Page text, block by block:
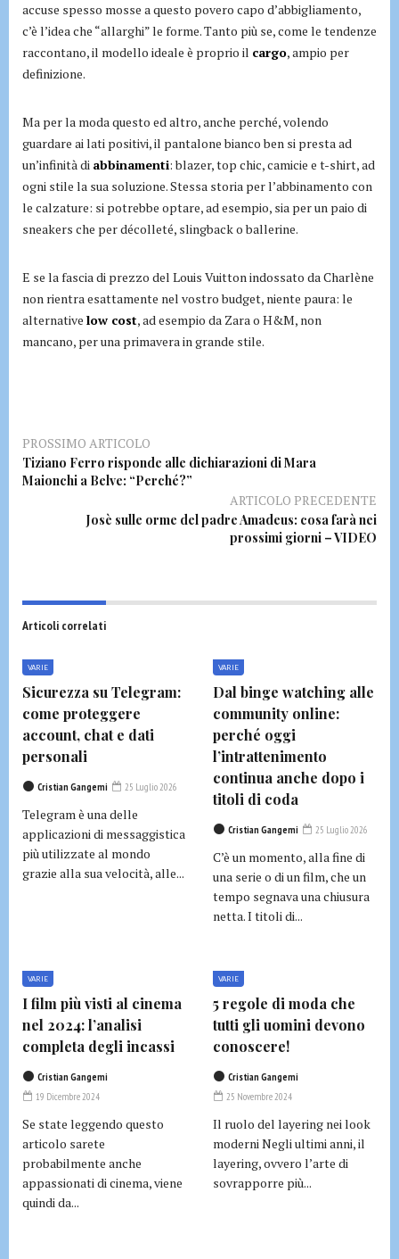
accuse spesso mosse a questo povero capo d’abbigliamento,
c’è l’idea che “allarghi” le forme. Tanto più se, come le tendenze
raccontano, il modello ideale è proprio il cargo, ampio per
definizione.
Ma per la moda questo ed altro, anche perché, volendo
guardare ai lati positivi, il pantalone bianco ben si presta ad
un’infinità di abbinamenti: blazer, top chic, camicie e t-shirt, ad
ogni stile la sua soluzione. Stessa storia per l’abbinamento con
le calzature: si potrebbe optare, ad esempio, sia per un paio di
sneakers che per décolleté, slingback o ballerine.
E se la fascia di prezzo del Louis Vuitton indossato da Charlène
non rientra esattamente nel vostro budget, niente paura: le
alternative low cost, ad esempio da Zara o H&M, non
mancano, per una primavera in grande stile.
PROSSIMO ARTICOLO
Tiziano Ferro risponde alle dichiarazioni di Mara
Maionchi a Belve: “Perché?”
ARTICOLO PRECEDENTE
Josè sulle orme del padre Amadeus: cosa farà nei
prossimi giorni – VIDEO
Articoli correlati
VARIE
Sicurezza su Telegram:
come proteggere
account, chat e dati
personali
Cristian Gangemi 25 Luglio 2026
Telegram è una delle
applicazioni di messaggistica
più utilizzate al mondo
grazie alla sua velocità, alle...
VARIE
Dal binge watching alle
community online:
perché oggi
l’intrattenimento
continua anche dopo i
titoli di coda
Cristian Gangemi 25 Luglio 2026
C’è un momento, alla fine di
una serie o di un film, che un
tempo segnava una chiusura
netta. I titoli di...
VARIE
I film più visti al cinema
nel 2024: l’analisi
completa degli incassi
Cristian Gangemi
19 Dicembre 2024
Se state leggendo questo
articolo sarete
probabilmente anche
appassionati di cinema, viene
quindi da...
VARIE
5 regole di moda che
tutti gli uomini devono
conoscere!
Cristian Gangemi
25 Novembre 2024
Il ruolo del layering nei look
moderni Negli ultimi anni, il
layering, ovvero l’arte di
sovrapporre più...